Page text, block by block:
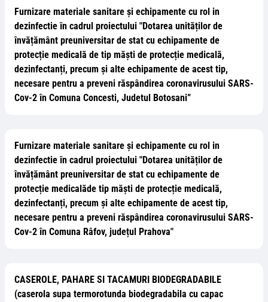
Furnizare materiale sanitare și echipamente cu rol in
dezinfectie în cadrul proiectului "Dotarea unităților de
învățământ preuniversitar de stat cu echipamente de
protecție medicală de tip măști de protecție medicală,
dezinfectanți, precum și alte echipamente de acest tip,
necesare pentru a preveni răspândirea coronavirusului SARS-
Cov-2 în Comuna Concesti, Judetul Botosani”
Furnizare materiale sanitare și echipamente cu rol in
dezinfectie în cadrul proiectului "Dotarea unităților de
învățământ preuniversitar de stat cu echipamente de
protecție medicalăde tip măști de protecție medicală,
dezinfectanți, precum și alte echipamente de acest tip,
necesare pentru a preveni răspândirea coronavirusului SARS-
Cov-2 în Comuna Râfov, județul Prahova"
CASEROLE, PAHARE SI TACAMURI BIODEGRADABILE
(caserola supa termorotunda biodegradabila cu capac